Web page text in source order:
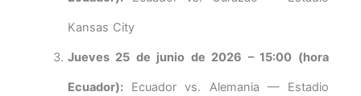
Kansas City
Jueves 25 de junio de 2026 – 15:00 (hora
Ecuador):Ecuador vs. Alemania — Estadio